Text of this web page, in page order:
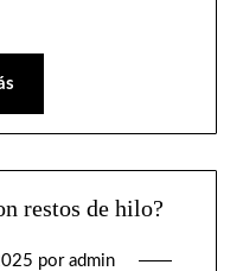
restos de hilo?
por admin